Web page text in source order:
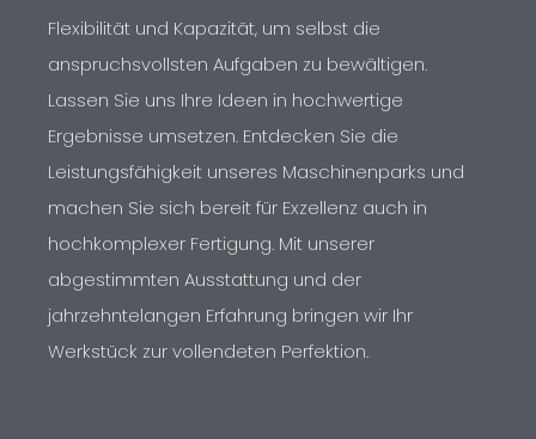
Flexibilität und Kapazität, um selbst die
anspruchsvollsten Aufgaben zu bewältigen.
Lassen Sie uns Ihre Ideen in hochwertige
Ergebnisse umsetzen. Entdecken Sie die
Leistungsfähigkeit unseres Maschinenparks und
machen Sie sich bereit für Exzellenz auch in
hochkomplexer Fertigung. Mit unserer
abgestimmten Ausstattung und der
jahrzehntelangen Erfahrung bringen wir Ihr
Werkstück zur vollendeten Perfektion.